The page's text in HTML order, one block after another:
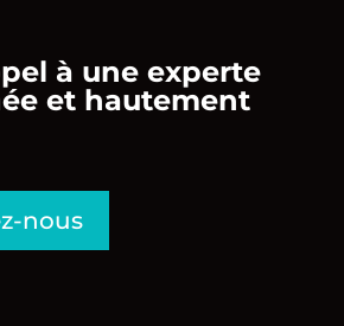
à une experte
et hautement
nous